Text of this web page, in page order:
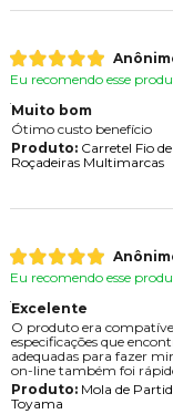
Eu recomendo esse
Muito bom
Ótimo custo benefício
Produto:Carretel Fio
Roçadeiras Multimarcas
Eu recomendo esse
Excelente
O produto era
especificações que
adequadas para fazer
on-line também foi
Produto:Mola de
Toyama